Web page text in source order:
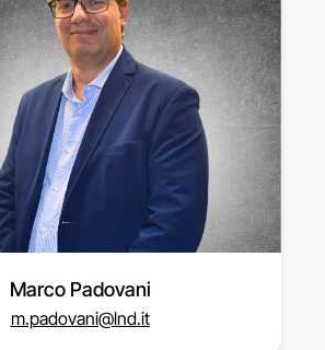
Marco Padovani
m.padovani@lnd.it